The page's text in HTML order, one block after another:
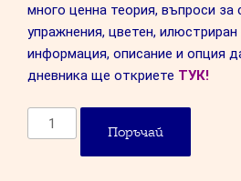
много ценна теория, въпроси за
упражнения, цветен,
информация, описание и опция
дневника ще откриете ТУК!
количество
за
Дневникът
Поръчай